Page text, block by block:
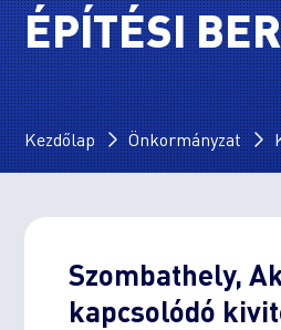
ÉPÍTÉSI
Kezdőlap Önkormányzat
Szombathely,
kapcsolódó